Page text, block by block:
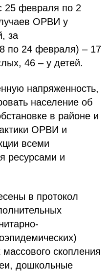
февраля по 2
ОРВИ у
за
по 24 февраля) – 17
46 – у детей.
напряженность,
население об
в районе и
ОРВИ и
всеми
ресурсами и
в протокол
скопления
дошкольные